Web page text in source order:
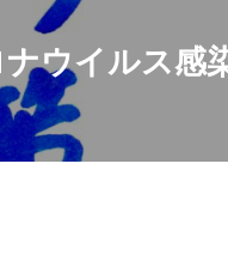
ウイルス感